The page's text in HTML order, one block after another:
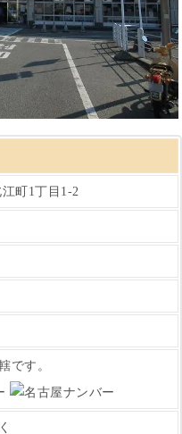
町1丁目1-2
です。